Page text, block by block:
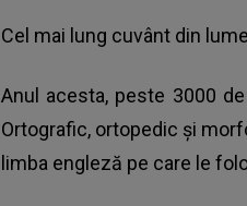
Cel mai lung cuvânt din
Anul acesta, peste 3000
Ortografic, ortopedic și
limba engleză pe care le